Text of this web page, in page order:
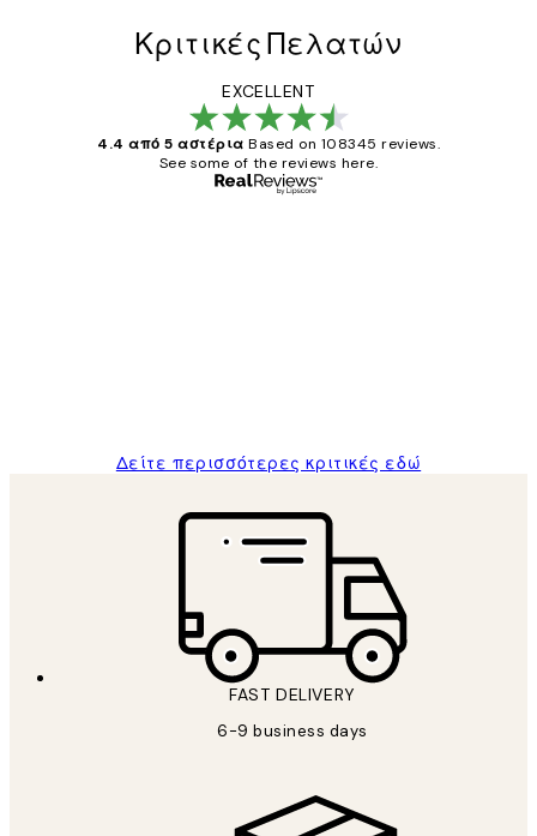
Κριτικές Πελατών
EXCELLENT
4.4 από 5 αστέρια Based on 108345 reviews.
See some of the reviews here.
Δείτε περισσότερες κριτικές εδώ
FAST DELIVERY
6-9 business days